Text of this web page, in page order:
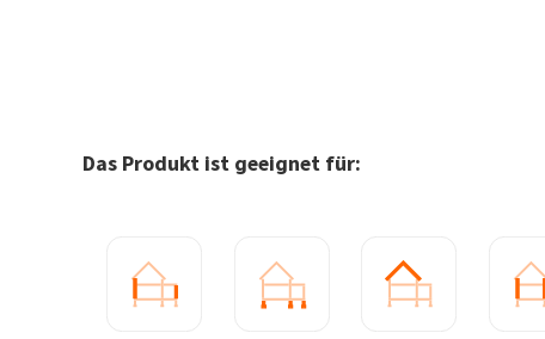
Das Produkt ist geeignet für: